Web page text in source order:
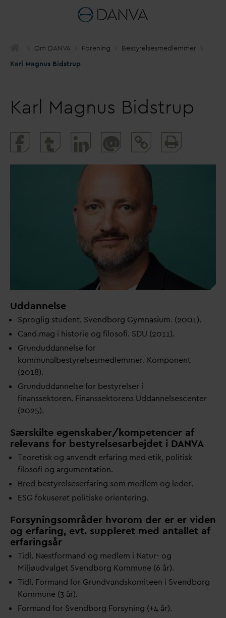
Om DANVA Forening
Bestyrelsesmedlemmer
Karl Magnus Bidstrup
Karl Magnus Bidstrup
@
and
Uddannelse
Sproglig student. Svendborg Gymnasium. (2001).
Cand.mag i historie og filosofi. SDU (2011).
Grunduddannelse for
kommunalbestyrelsesmedlemmer. Komponent
(2018).
Grunduddannelse for bestyrelser i
finanssektoren. Finanssektorens Uddannelsescenter
(2025).
Særskilte egenskaber/kompetencer af
relevans for bestyrelsesarbejdet i DANVA
Teoretisk og anvendt erfaring med etik, politisk
filosofi og argumentation.
Bred bestyrelseserfaring som medlem og leder.
ESG fokuseret politiske orientering.
Forsyningsområder hvorom der er er viden
og erfaring, evt. suppleret med antallet af
erfaringsår
Tidl. Næstformand og medlem i Natur- og
Miljøudvalget Svendborg Kommune (6 år).
Tidl. Formand for Grundvandskomiteen i Svendborg
Kommune (3 år).
Formand for Svendborg Forsyning (+4 år).